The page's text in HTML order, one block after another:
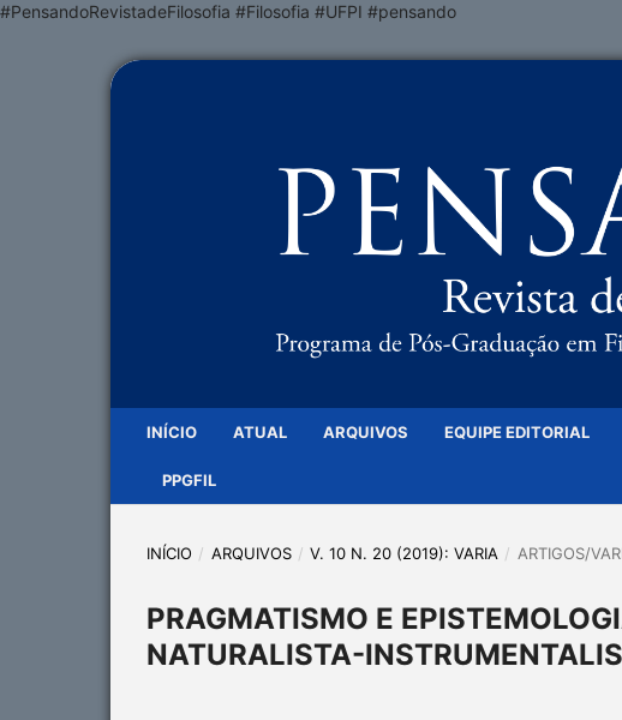
#PensandoRevistadeFilosofia #Filosofia #UFPI #pensando
INÍCIO ATUAL ARQUIVOS EQUIPE EDITORIAL
PPGFIL
INÍCIO / ARQUIVOS / V. 10 N. 20 (2019): VARIA / ARTIGOS/
PRAGMATISMO E
NATURALISTA-